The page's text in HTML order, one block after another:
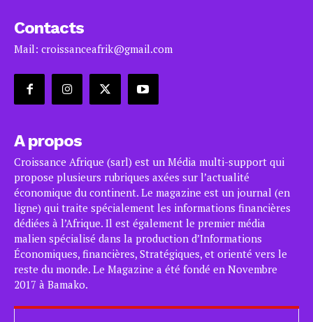
Contacts
Mail: croissanceafrik@gmail.com
A propos
Croissance Afrique (sarl) est un Média multi-support qui
propose plusieurs rubriques axées sur l’actualité
économique du continent. Le magazine est un journal (en
ligne) qui traite spécialement les informations financières
dédiées à l’Afrique. Il est également le premier média
malien spécialisé dans la production d’Informations
Économiques, financières, Stratégiques, et orienté vers le
reste du monde. Le Magazine a été fondé en Novembre
2017 à Bamako.